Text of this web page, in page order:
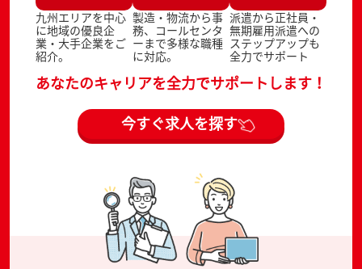
九州エリアを中心
に地域の優良企
業・大手企業をご
紹介。
製造・物流から事
務、コールセンタ
ーまで多様な職種
に対応。
派遣から正社員・
無期雇用派遣への
ステップアップも
全力でサポート
あなたのキャリアを全力でサポートします！
今すぐ求人を探す